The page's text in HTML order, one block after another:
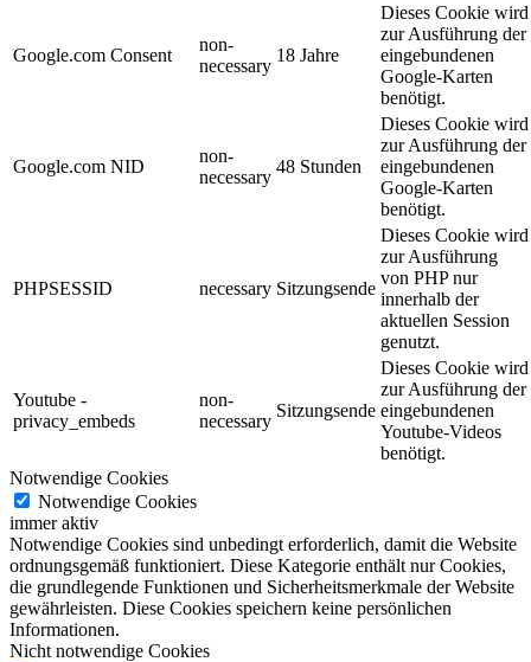
Google.com Consent
non-
necessary
18 Jahre
Dieses Cookie wird
zur Ausführung der
eingebundenen
Google-Karten
benötigt.
Google.com NID
non-
necessary
48 Stunden
Dieses Cookie wird
zur Ausführung der
eingebundenen
Google-Karten
benötigt.
PHPSESSID necessary Sitzungsende
Dieses Cookie wird
zur Ausführung
von PHP nur
innerhalb der
aktuellen Session
genutzt.
Youtube -
privacy_embeds
non-
necessary
Sitzungsende
Dieses Cookie wird
zur Ausführung der
eingebundenen
Youtube-Videos
benötigt.
Notwendige Cookies
Notwendige Cookies
immer aktiv
Notwendige Cookies sind unbedingt erforderlich, damit die Website
ordnungsgemäß funktioniert. Diese Kategorie enthält nur Cookies,
die grundlegende Funktionen und Sicherheitsmerkmale der Website
gewährleisten. Diese Cookies speichern keine persönlichen
Informationen.
Nicht notwendige Cookies